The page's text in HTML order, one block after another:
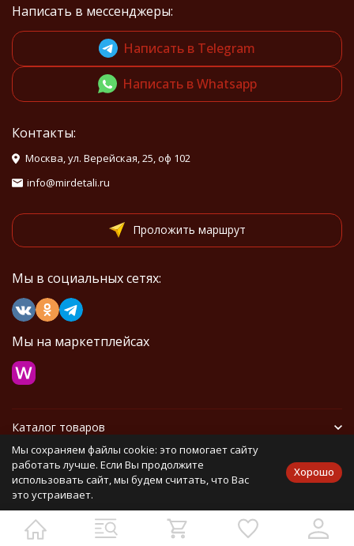
Написать в мессенджеры:
Написать в Telegram
Написать в Whatsapp
Контакты:
Москва, ул. Верейская, 25, оф 102
info@mirdetali.ru
Проложить маршрут
Мы в социальных сетях:
Мы на маркетплейсах
Каталог товаров
Информация
Политика персональных данных Карта сайта
Мы сохраняем файлы cookie: это помогает сайту
работать лучше. Если Вы продолжите
использовать сайт, мы будем считать, что Вас
это устраивает.
Хорошо